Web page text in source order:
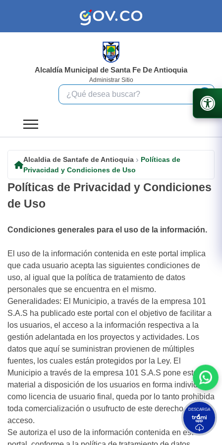
Alcaldía Municipal de Santa Fe De Antioquia
Administrar Sitio
Alcaldia de Santafe de Antioquia
Políticas de
Privacidad y Condiciones de Uso
Políticas de Privacidad y Condiciones
de Uso
Condiciones generales para el uso de la información.
El uso de la información contenida en este portal implica
que cada usuario acepta las siguientes condiciones de
uso, al igual que la política de tratamiento de datos
personales que se encuentra en el mismo.
Generalidades: El Municipio, a través de la empresa 101
S.A.S ha publicado este portal con el objetivo de facilitar a
los usuarios, el acceso a la información respectiva a la
gestión adelantada en los proyectos y actividades. Los
datos que aquí se suministran provienen de múltiples
fuentes, los cuales están protegidos por la Ley. El
Municipio a través de la empresa 101 S.A.S pone este
material a disposición de los usuarios en forma individual,
como licencia de usuario final, queda por lo tanto prohibida
toda comercialización o usufructo de este derecho de
acceso.
Se autoriza el uso de la información contenida en este
DESCARGA